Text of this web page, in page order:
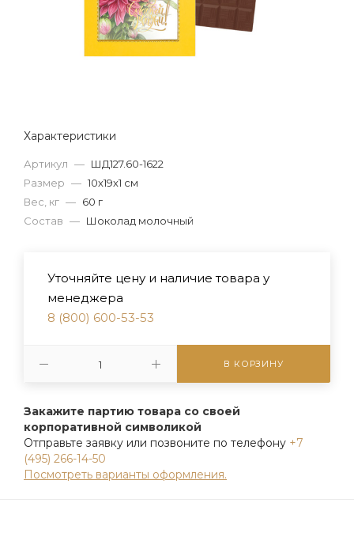
Характеристики
Артикул — ШД127.60-1622
Размер — 10х19х1 см
Вес, кг — 60 г
Состав — Шоколад молочный
Уточняйте цену и наличие товара у
менеджера
8 (800) 600-53-53
В КОРЗИНУ
Закажите партию товара со своей
корпоративной символикой
Отправьте заявку или позвоните по телефону +7
(495) 266-14-50
Посмотреть варианты оформления.